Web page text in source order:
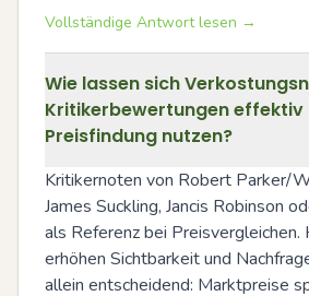
Vollständige Antwort lesen →
Wie lassen sich
Kritikerbewertungen effektiv
Preisfindung nutzen?
Kritikernoten von Robert Parker/
James Suckling, Jancis Robinson
als Referenz bei Preisvergleichen.
erhöhen Sichtbarkeit und
allein entscheidend: Marktpreise